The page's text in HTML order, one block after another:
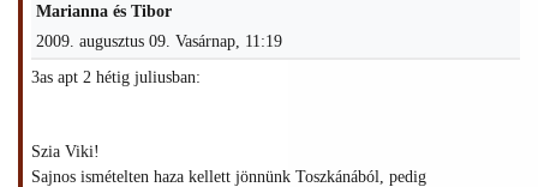
Marianna és Tibor
2009. augusztus 09. Vasárnap, 11:19
3as apt 2 hétig juliusban:
Szia Viki!
Sajnos ismételten haza kellett jönnünk Toszkánából, pedig